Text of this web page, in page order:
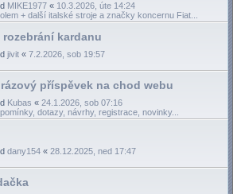
MIKE1977 « 10.3.2026, úte 14:24
+ další italské stroje a značky koncernu Fiat...
rozebrání kardanu
jivit « 7.2.2026, sob 19:57
příspěvek na chod webu
Kubas « 24.1.2026, sob 07:16
dotazy, návrhy, registrace, novinky...
dany154 « 28.12.2025, ned 17:47